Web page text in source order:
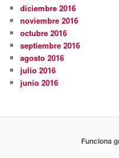
diciembre 2016
noviembre 2016
octubre 2016
septiembre 2016
agosto 2016
julio 2016
junio 2016
Funciona